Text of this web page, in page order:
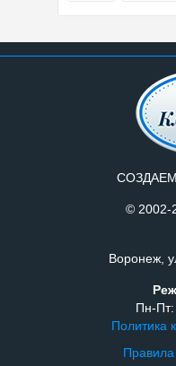
©
Воронеж,
Пн-
Политика